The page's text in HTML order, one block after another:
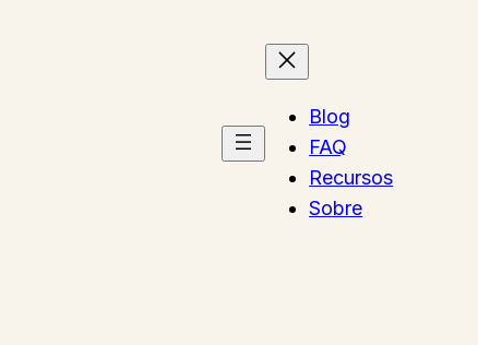
Blog
FAQ
Recursos
Sobre